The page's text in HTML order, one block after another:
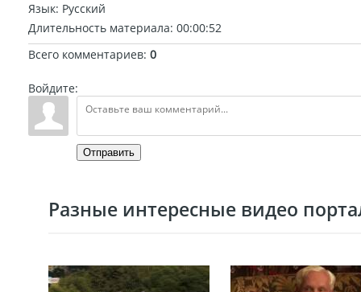
Язык: Русский
Длительность материала: 00:00:52
Всего комментариев: 0
Войдите:
Отправить
Разные интересные видео